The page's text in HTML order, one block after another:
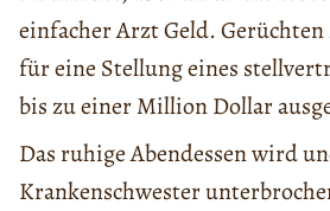
einfacher Arzt Geld.
für eine Stellung eines
bis zu einer Million Dollar
Das ruhige Abendessen wird
Krankenschwester